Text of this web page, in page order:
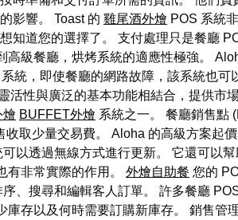
影響。 Toast 的 雞尾酒外燴 POS 系統
知道您的選擇了。 支付處理只是餐廳
級餐廳，烘烤系統的適應性極強。
統，即使餐廳的網路故障，該系統也
活性與廣泛的基本功能相結合，提供市
燴 BUFFET外燴 系統之一。 餐廳銷售點
取少量交易費。 Aloha 的高級方案起
以透過無線方式進行更新。 它還可以
有非常實際的作用。 外燴自助餐 您的
、搜尋和編輯客人訂單。 許多餐廳
存以及何時需要訂購新庫存。 銷售